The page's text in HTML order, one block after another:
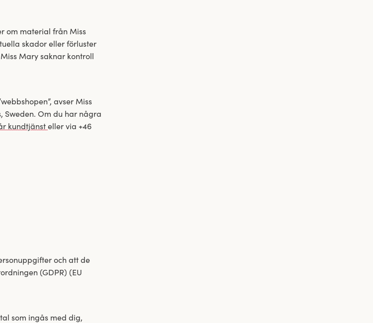
om material från Miss
skador eller förluster
Mary saknar kontroll
avser Miss
Sweden. Om du har några
kundtjänsteller via +46
och att de
(GDPR) (EU
som ingås med dig,